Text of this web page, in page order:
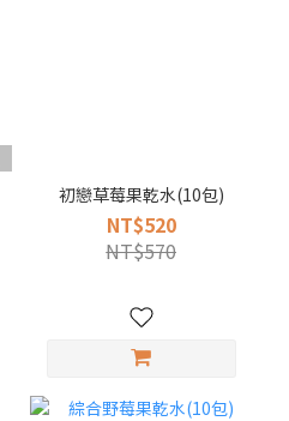
初戀草莓果乾水(10包)
NT$520
NT$570